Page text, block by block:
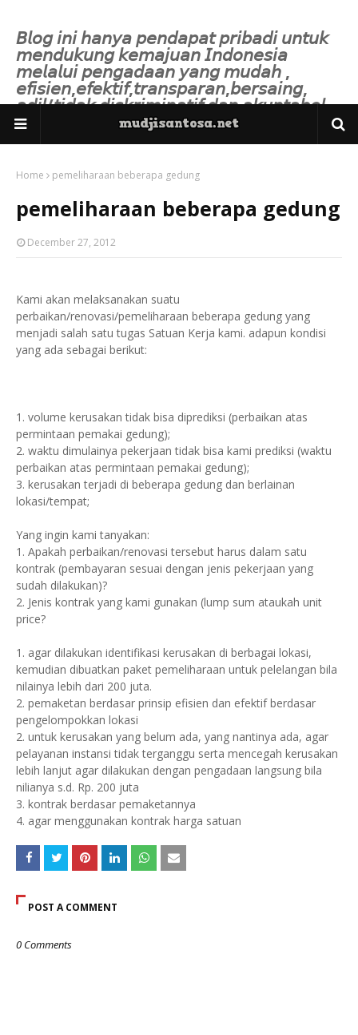
𝘉𝘭𝘰𝘨 𝘪𝘯𝘪 𝘩𝘢𝘯𝘺𝘢 𝘱𝘦𝘯𝘥𝘢𝘱𝘢𝘵 𝘱𝘳𝘪𝘣𝘢𝘥𝘪 𝘶𝘯𝘵𝘶𝘬
𝘮𝘦𝘯𝘥𝘶𝘬𝘶𝘯𝘨 𝘬𝘦𝘮𝘢𝘫𝘶𝘢𝘯 𝘐𝘯𝘥𝘰𝘯𝘦𝘴𝘪𝘢
𝘮𝘦𝘭𝘢𝘭𝘶𝘪 𝘱𝘦𝘯𝘨𝘢𝘥𝘢𝘢𝘯 𝘺𝘢𝘯𝘨 𝘮𝘶𝘥𝘢𝘩 ,
𝘦𝘧𝘪𝘴𝘪𝘦𝘯,𝘦𝘧𝘦𝘬𝘵𝘪𝘧,𝘵𝘳𝘢𝘯𝘴𝘱𝘢𝘳𝘢𝘯,𝘣𝘦𝘳𝘴𝘢𝘪𝘯𝘨,
𝘢𝘥𝘪𝘭/𝘵𝘪𝘥𝘢𝘬 𝘥𝘪𝘴𝘬𝘳𝘪𝘮𝘪𝘯𝘢𝘵𝘪𝘧 𝘥𝘢𝘯 𝘢𝘬𝘶𝘯𝘵𝘢𝘣𝘦𝘭.
Home pemeliharaan beberapa gedung
pemeliharaan beberapa gedung
December 27, 2012
Kami akan melaksanakan suatu
perbaikan/renovasi/pemeliharaan beberapa gedung yang
menjadi salah satu tugas Satuan Kerja kami. adapun kondisi
yang ada sebagai berikut:
1. volume kerusakan tidak bisa diprediksi (perbaikan atas
permintaan pemakai gedung);
2. waktu dimulainya pekerjaan tidak bisa kami prediksi (waktu
perbaikan atas permintaan pemakai gedung);
3. kerusakan terjadi di beberapa gedung dan berlainan
lokasi/tempat;
Yang ingin kami tanyakan:
1. Apakah perbaikan/renovasi tersebut harus dalam satu
kontrak (pembayaran sesuai dengan jenis pekerjaan yang
sudah dilakukan)?
2. Jenis kontrak yang kami gunakan (lump sum ataukah unit
price?
1. agar dilakukan identifikasi kerusakan di berbagai lokasi,
kemudian dibuatkan paket pemeliharaan untuk pelelangan bila
nilainya lebih dari 200 juta.
2. pemaketan berdasar prinsip efisien dan efektif berdasar
pengelompokkan lokasi
2. untuk kerusakan yang belum ada, yang nantinya ada, agar
pelayanan instansi tidak terganggu serta mencegah kerusakan
lebih lanjut agar dilakukan dengan pengadaan langsung bila
nilianya s.d. Rp. 200 juta
3. kontrak berdasar pemaketannya
4. agar menggunakan kontrak harga satuan
POST A COMMENT
0 Comments